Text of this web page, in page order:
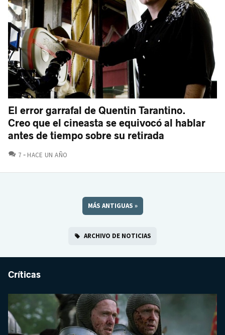
El error garrafal de Quentin Tarantino.
Creo que el cineasta se equivocó al hablar
antes de tiempo sobre su retirada
7 COMENTARIOS
HACE UN AÑO
MÁS ANTIGUAS »
ARCHIVO DE NOTICIAS
Críticas